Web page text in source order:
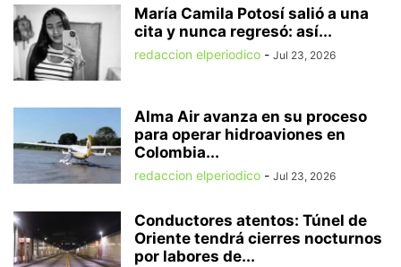
María Camila Potosí salió a una
cita y nunca regresó: así...
redaccion elperiodico - Jul 23, 2026
Alma Air avanza en su proceso
para operar hidroaviones en
Colombia...
redaccion elperiodico - Jul 23, 2026
Conductores atentos: Túnel de
Oriente tendrá cierres nocturnos
por labores de...